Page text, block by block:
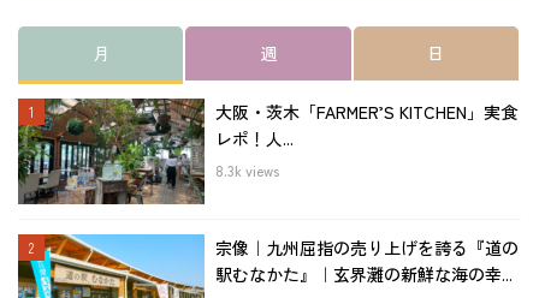
月 週 日
大阪・茨木「FARMER’S KITCHEN」実食
レポ！人...
8.3k views
宗像｜九州屈指の売り上げを誇る『道の
駅むなかた』｜玄界灘の新鮮な海の幸...